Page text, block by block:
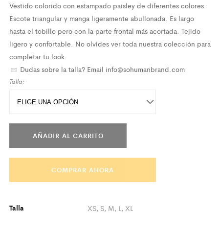
Vestido colorido con estampado paisley de diferentes colores.
Escote triangular y manga ligeramente abullonada. Es largo
hasta el tobillo pero con la parte frontal más acortada. Tejido
ligero y confortable. No olvides ver toda nuestra colección para
completar tu look.
Dudas sobre la talla? Email info@sohumanbrand.com
Talla:
AÑADIR AL CARRITO
COMPRAR AHORA
Talla XS, S, M, L, XL